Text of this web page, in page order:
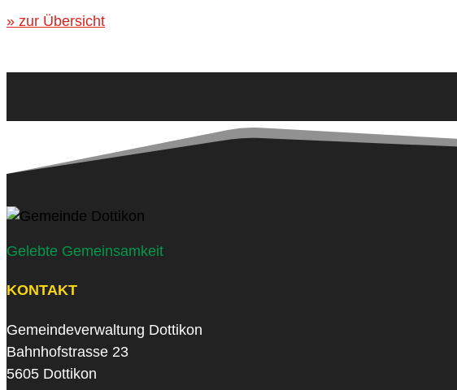
» zur Übersicht
Gelebte Gemeinsamkeit
KONTAKT
Gemeindeverwaltung Dottikon
Bahnhofstrasse 23
5605 Dottikon